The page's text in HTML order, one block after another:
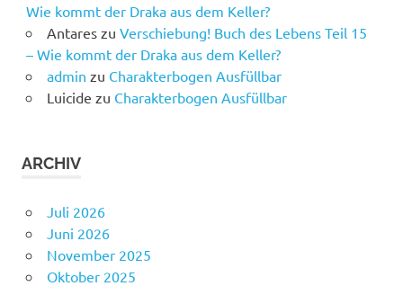
Wie kommt der Draka aus dem Keller?
Antareszu Verschiebung! Buch des Lebens Teil 15
– Wie kommt der Draka aus dem Keller?
admin zu Charakterbogen Ausfüllbar
Luicide zu Charakterbogen Ausfüllbar
ARCHIV
Juli 2026
Juni 2026
November 2025
Oktober 2025